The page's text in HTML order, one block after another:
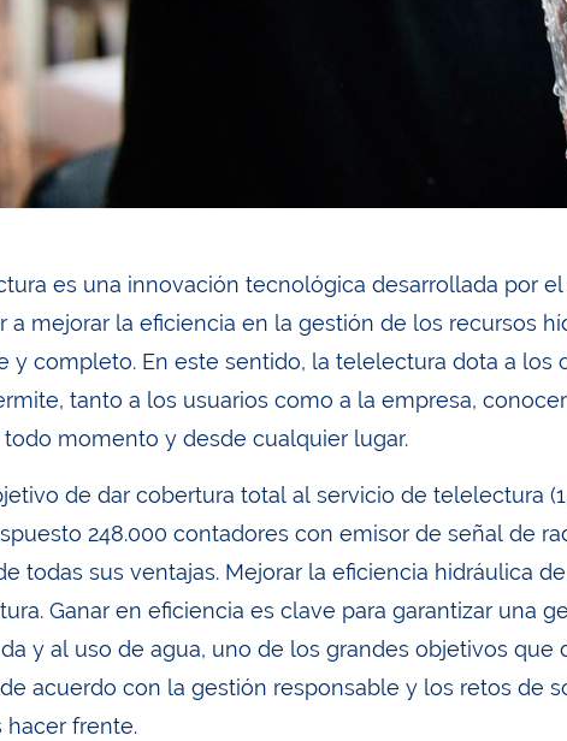
es una innovación tecnológica desarrollada por
a mejorar la eficiencia en la gestión de los recursos
y completo. En este sentido, la telelectura dota a los
tanto a los usuarios como a la empresa,
todo momento y desde cualquier lugar.
de dar cobertura total al servicio de telelectura
248.000 contadores con emisor de señal de
todas sus ventajas. Mejorar la eficiencia hidráulica
Ganar en eficiencia es clave para garantizar una
y al uso de agua, uno de los grandes objetivos
acuerdo con la gestión responsable y los retos de
hacer frente.